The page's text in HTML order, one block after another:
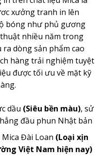
xưởng tranh in lên
bóng như phủ gương
nhiều năm trong
dòng sản phẩm cao
hàng trải nghiệm tuyệt
được tối ưu về mặt kỹ
dầu (Siêu bền màu), sử
đầu phun Nhật bản
Mica Đài Loan (Loại xịn
Việt Nam hiện nay)